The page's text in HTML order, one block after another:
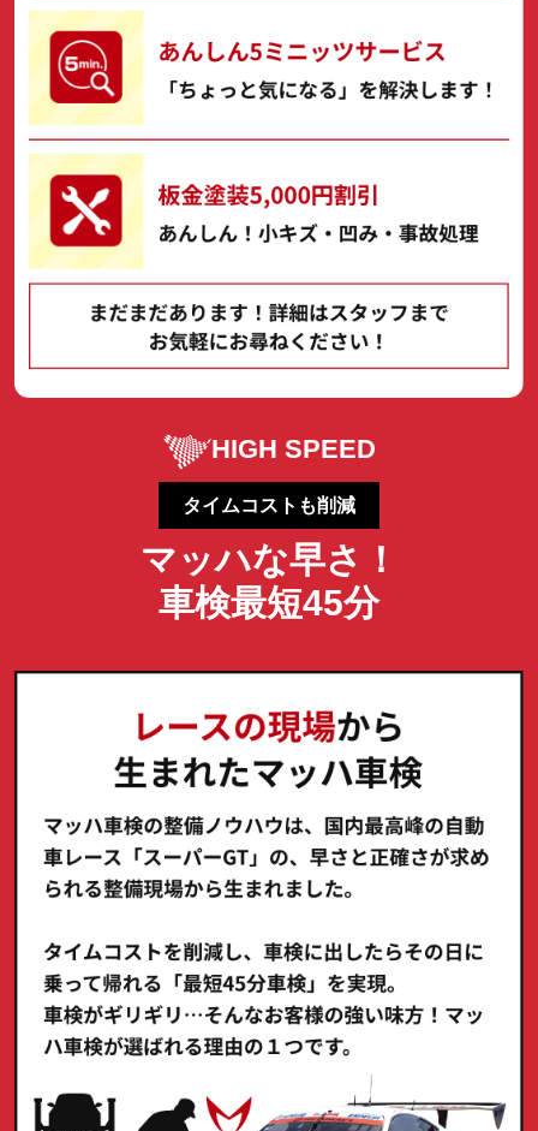
HIGH SPEED
タイムコストも削減
マッハな早さ！
車検最短45分